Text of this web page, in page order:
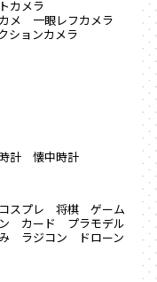
カメラ
メ
一眼レフカメラ
ションカメラ
計 懐中時計
コスプレ 将棋
ゲーム
カード
プラモデル
ラジコン
ドローン